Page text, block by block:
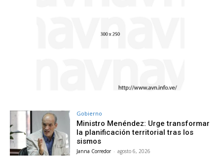
Gobierno
Ministro Menéndez: Urge transformar
la planificación territorial tras los
sismos
Janna Corredor - agosto 6, 2026